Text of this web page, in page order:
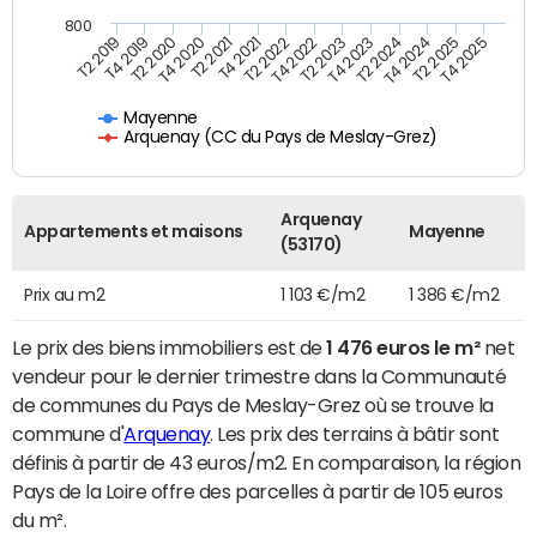
Mayenne
Arquenay (CC du Pays de Meslay-Grez)
T2 2019T4 2019T2 2020T4 2020T2 2021T4 2021T2 2022T4 2022T2 2023T4 2023T2 2024T4 2024T2 2025T4 2025
800
Appartements et maisons
Arquenay
(53170)
Mayenne
Prix au m2 1 103 €/m2 1 386 €/m2
Le prix des biens immobiliers est de1 476 euros le m²net
vendeur pour le dernier trimestre dans la Communauté
de communes du Pays de Meslay-Grez où se trouve la
commune d'Arquenay. Les prix des terrains à bâtir sont
définis à partir de 43 euros/m2. En comparaison, la région
Pays de la Loire offre des parcelles à partir de 105 euros
du m².